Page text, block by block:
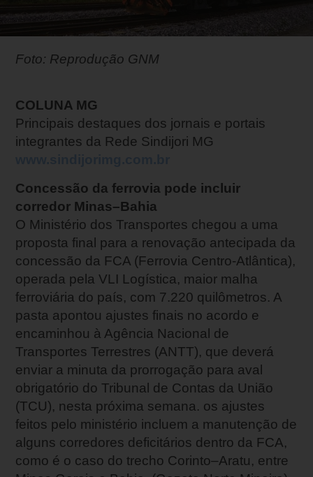
Foto: Reprodução GNM
COLUNA MG
Principais destaques dos jornais e portais
integrantes da Rede Sindijori MG
Concessão da ferrovia pode incluir
corredor Minas–Bahia
O Ministério dos Transportes chegou a uma
proposta final para a renovação antecipada da
concessão da FCA (Ferrovia Centro-Atlântica),
operada pela VLI Logística, maior malha
ferroviária do país, com 7.220 quilômetros. A
pasta apontou ajustes finais no acordo e
encaminhou à Agência Nacional de
Transportes Terrestres (ANTT), que deverá
enviar a minuta da prorrogação para aval
obrigatório do Tribunal de Contas da União
(TCU), nesta próxima semana. os ajustes
feitos pelo ministério incluem a manutenção de
alguns corredores deficitários dentro da FCA,
como é o caso do trecho Corinto–Aratu, entre